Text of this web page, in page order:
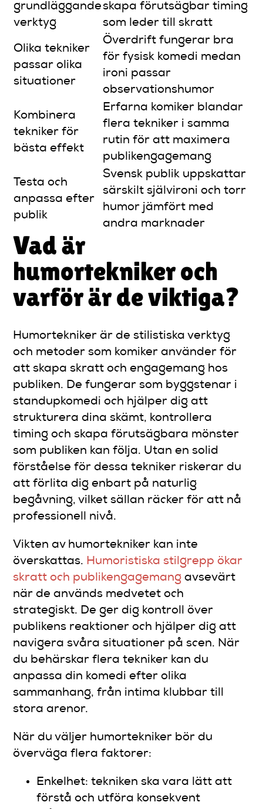
grundläggande
verktyg
skapa förutsägbar timing
som leder till skratt
Olika tekniker
passar olika
situationer
Överdrift fungerar bra
för fysisk komedi medan
ironi passar
observationshumor
Kombinera
tekniker för
bästa effekt
Erfarna komiker blandar
flera tekniker i samma
rutin för att maximera
publikengagemang
Testa och
anpassa efter
publik
Svensk publik uppskattar
särskilt självironi och torr
humor jämfört med
andra marknader
Vad är
humortekniker och
varför är de viktiga?
Humortekniker är de stilistiska verktyg
och metoder som komiker använder för
att skapa skratt och engagemang hos
publiken. De fungerar som byggstenar i
standupkomedi och hjälper dig att
strukturera dina skämt, kontrollera
timing och skapa förutsägbara mönster
som publiken kan följa. Utan en solid
förståelse för dessa tekniker riskerar du
att förlita dig enbart på naturlig
begåvning, vilket sällan räcker för att nå
professionell nivå.
Vikten av humortekniker kan inte
överskattas. Humoristiska stilgrepp ökar
skratt och publikengagemang avsevärt
när de används medvetet och
strategiskt. De ger dig kontroll över
publikens reaktioner och hjälper dig att
navigera svåra situationer på scen. När
du behärskar flera tekniker kan du
anpassa din komedi efter olika
sammanhang, från intima klubbar till
stora arenor.
När du väljer humortekniker bör du
överväga flera faktorer:
Enkelhet: tekniken ska vara lätt att
förstå och utföra konsekvent